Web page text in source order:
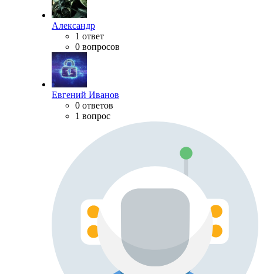
Александр
1 ответ
0 вопросов
Евгений Иванов
0 ответов
1 вопрос